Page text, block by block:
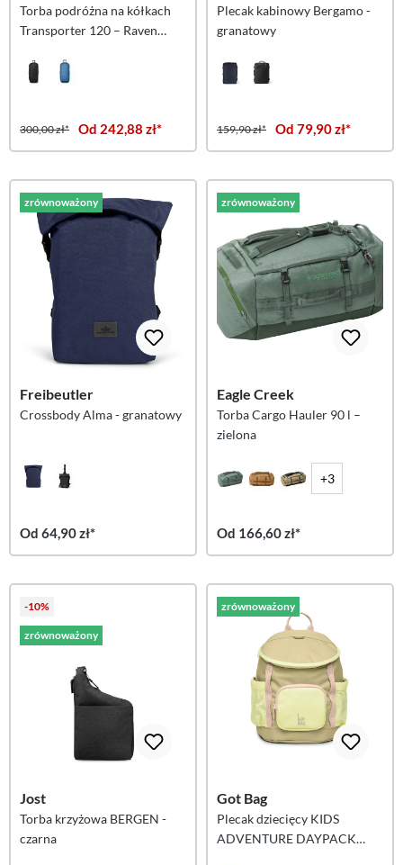
Torba podróżna na kółkach
Transporter 120 – Raven
300,00 zł* Od 242,88 zł*
Plecak kabinowy Bergamo -
granatowy
159,90 zł* Od 79,90 zł*
zrównoważony
Freibeutler
Crossbody Alma - granatowy
Od 64,90 zł*
zrównoważony
Eagle Creek
Torba Cargo Hauler 90 l –
zielona
+3
Od 166,60 zł*
-10%
zrównoważony
Jost
Torba krzyżowa BERGEN -
czarna
zrównoważony
Got Bag
Plecak dziecięcy KIDS
ADVENTURE DAYPACK